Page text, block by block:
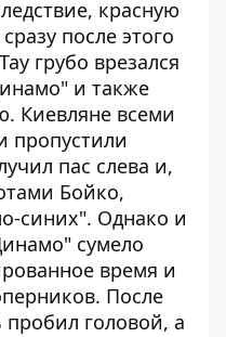
красную
после этого
грубо врезался
и также
Киевляне всеми
пропустили
пас слева и,
Бойко,
синих". Однако и
сумело
время и
После
пробил головой, а